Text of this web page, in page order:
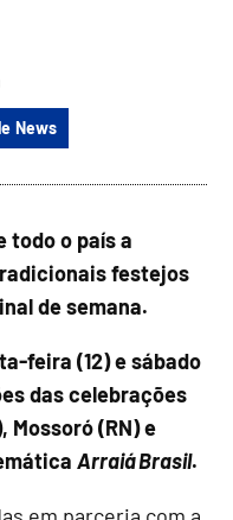
News
todo o país a
festejos
de semana.
feira (12) e sábado
das celebrações
Mossoró (RN) e
Arraiá Brasil.